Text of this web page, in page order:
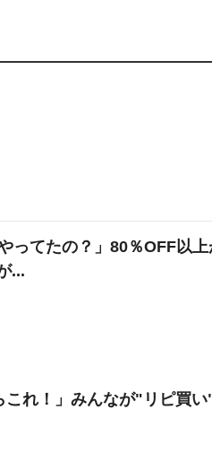
ってたの？」80％OFF以
...
これ！」みんなが"リピ買